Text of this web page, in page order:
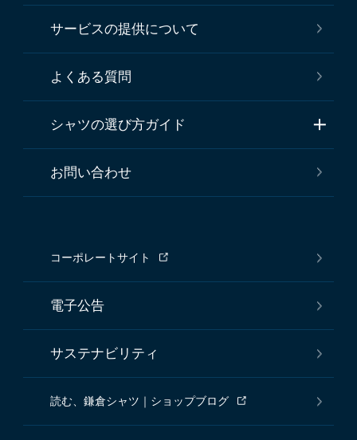
サービスの提供について
よくある質問
シャツの選び方ガイド
お問い合わせ
コーポレートサイト
電子公告
サステナビリティ
読む、鎌倉シャツ｜ショップブログ